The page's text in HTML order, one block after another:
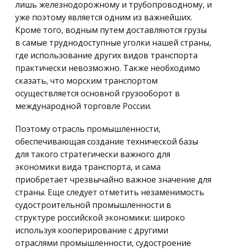
Микроэкономика, экономика предприятия,
предпринимательство
Историческая личность
География, Экономическая география
Литература, Лингвистика
Техника
Бухгалтерский учет
Налоговое право
Экологическое право
Физика
Теория государства и права
Компьютерные сети
Философия
Программирование, Базы данных
Правоохранительные органы
свое произведение в 1185 году. В это время
Великая Русь и Киев находились в трудном
положении. Огромное государство, созданное
великим князем Олегом, процвет
Методика разработки нового тура в Эльзас
Главным недостатком выездного российского
туризма является его зависимость от уровня
жизни российских граждан, а также
условия, при которых у нашего человека с
Оздоровительная ходьба, оздоровительный
бег, самоконтроль при индивидуальных
тренировках
Олимпийский чемпион, доктор медицинских
наук, профессор А. Н. Воробьев пишет:
«Тренирует мышцы любая физическая нагрузка.
Скажем, когда мне приходится ехать в поездке
дальнего следования, делаю так н
лишь железнодорожному и трубопроводному, и
уже поэтому является одним из важнейших.
Кроме того, водным путем доставляются грузы
в самые труднодоступные уголки нашей страны,
где использование других видов транспорта
практически невозможно. Также необходимо
сказать, что морским транспортом
осуществляется основной грузооборот в
международной торговле России.
Поэтому отрасль промышленности,
обеспечивающая создание технической базы
для такого стратегически важного для
экономики вида транспорта, и сама
приобретает чрезвычайно важное значение для
страны. Еще следует отметить незаменимость
судостроительной промышленности в
структуре российской экономики: широко
используя кооперирование с другими
отраслями промышленности, судостроение